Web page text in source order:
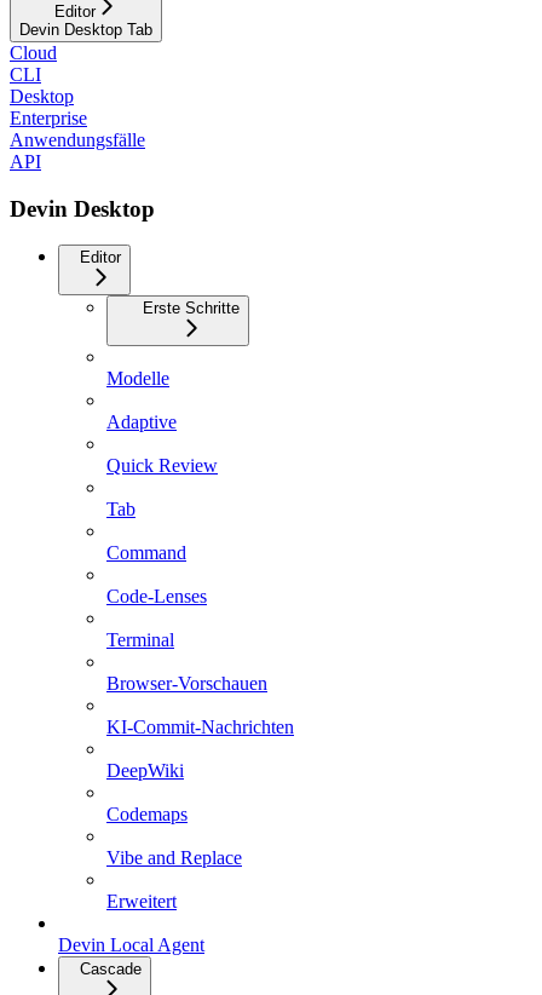
Editor
Devin Desktop Tab
Cloud
CLI
Desktop
Enterprise
Anwendungsfälle
API
Devin Desktop
Editor
Erste Schritte
Modelle
Adaptive
Quick Review
Tab
Command
Code-Lenses
Terminal
Browser-Vorschauen
KI-Commit-Nachrichten
DeepWiki
Codemaps
Vibe and Replace
Erweitert
Devin Local Agent
Cascade